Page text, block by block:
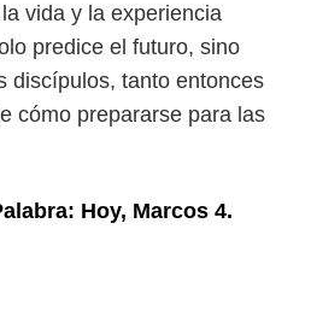
vida y la experiencia
predice el futuro, sino
discípulos, tanto entonces
cómo prepararse para las
Hoy, Marcos 4.